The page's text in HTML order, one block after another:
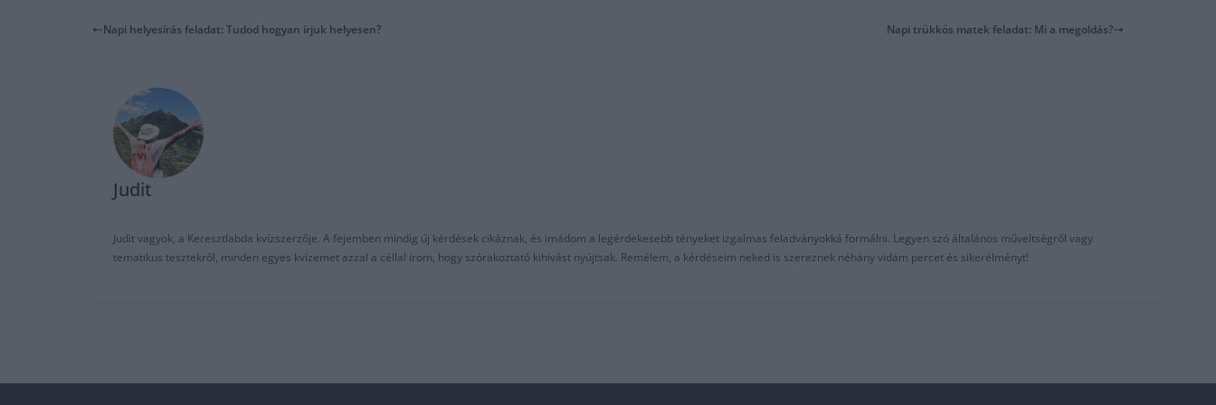
Napi helyesírás feladat: Tudod hogyan írjuk helyesen? Napi trükkös matek feladat: Mi a megoldás?
Judit
Judit vagyok, a Keresztlabda kvízszerzője. A fejemben mindig új kérdések cikáznak, és imádom a legérdekesebb tényeket izgalmas feladványokká formálni. Legyen szó általános műveltségről vagy
tematikus tesztekről, minden egyes kvízemet azzal a céllal írom, hogy szórakoztató kihívást nyújtsak. Remélem, a kérdéseim neked is szereznek néhány vidám percet és sikerélményt!